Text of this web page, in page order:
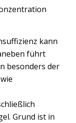
kann
führt
besonders der
Grund ist in